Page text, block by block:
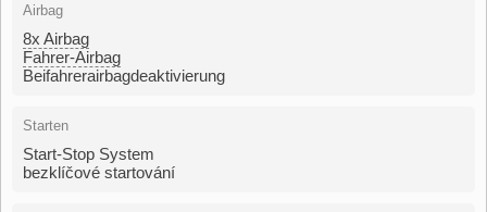
Airbag
8x Airbag
Fahrer-Airbag
Beifahrerairbagdeaktivierung
Starten
Start-Stop System
bezklíčové startování